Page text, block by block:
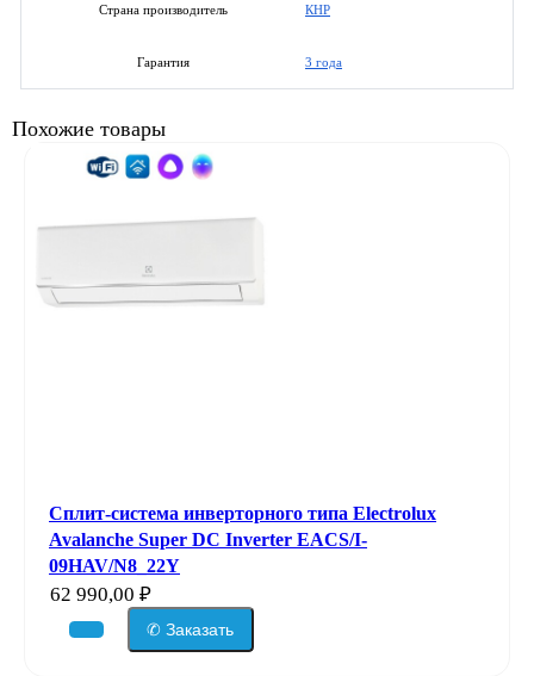
Страна производитель КНР
Гарантия 3 года
Похожие товары
Сплит-система инверторного типа Electrolux
Avalanche Super DC Inverter EACS/I-
09HAV/N8_22Y
62 990,00 ₽
✆ Заказать